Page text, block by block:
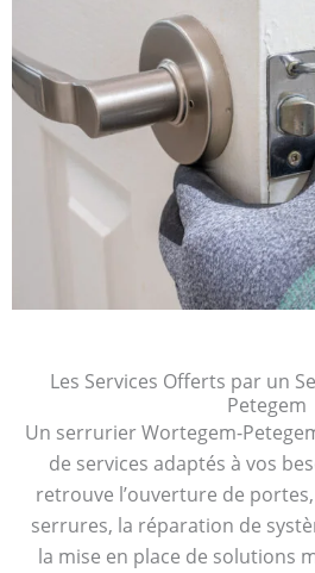
Les Services Offerts par un
Petegem
Un serrurier Wortegem-
de services adaptés à vos
retrouve l’ouverture de
serrures, la réparation de
la mise en place de solutions